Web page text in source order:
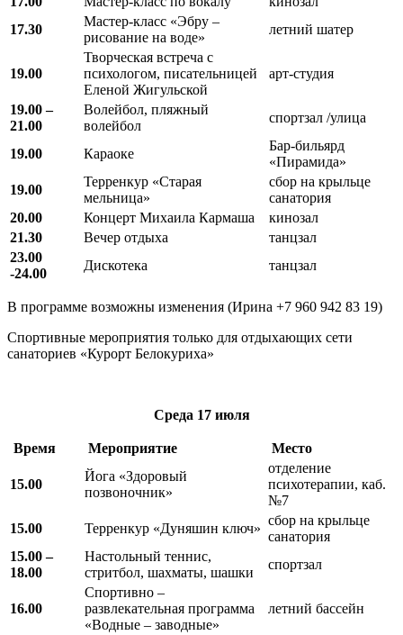
17.30
Мастер-класс «Эбру –
рисование на воде»
летний шатер
19.00
Творческая встреча с
психологом, писательницей
Еленой Жигульской
арт-студия
19.00 –
21.00
Волейбол, пляжный
волейбол
спортзал /улица
19.00 Караоке
Бар-бильярд
«Пирамида»
19.00
Терренкур «Старая
мельница»
сбор на крыльце
санатория
20.00
Концерт Михаила Кармаша
кинозал
21.30
Вечер отдыха
танцзал
23.00
-24.00
Дискотека танцзал
В программе возможны изменения (Ирина +7 960 942 83 19)
Спортивные мероприятия только для отдыхающих сети
санаториев «Курорт Белокуриха»
Среда 17 июля
Время Мероприятие Место
15.00
Йога «Здоровый
позвоночник»
отделение
психотерапии, каб.
№7
15.00
Терренкур «Дуняшин ключ»
сбор на крыльце
санатория
15.00 –
18.00
Настольный теннис,
стритбол, шахматы, шашки
спортзал
16.00
Спортивно –
развлекательная программа
«Водные – заводные»
летний бассейн